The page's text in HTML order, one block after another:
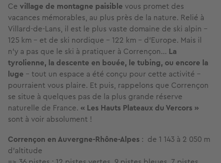
Ce village de montagne paisible vous promet des
vacances mémorables, au plus près de la nature. Relié à
Villard-de-Lans, il est le plus vaste domaine de ski alpin –
125 km – et de ski nordique – 122 km – d'Europe. Mais il
n'y a pas que le ski à pratiquer à Corrençon… La
tyrolienne, la descente en bouée, le tubing, ou encore la
luge – tout un espace a été conçu pour cette activité –
pourraient vous plaire. Et puis, rappelons que Corrençon
se situe à quelques pas de la plus grande réserve
naturelle de France. « Les Hauts Plateaux du Vercors »
sont à voir absolument !
Corrençon en Auvergne-Rhône-Alpes : de 1 143 à 2 050 m
d'altitude